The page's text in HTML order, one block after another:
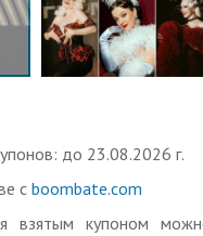
до 23.08.2026 г.
с boombate.com
взятым купоном